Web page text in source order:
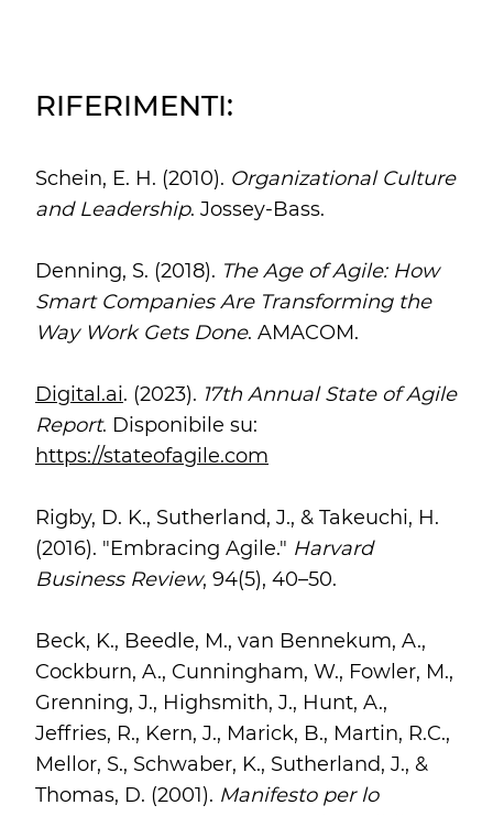
RIFERIMENTI:
Schein, E. H. (2010). Organizational Culture
and Leadership. Jossey-Bass.
Denning, S. (2018). The Age of Agile: How
Smart Companies Are Transforming the
Way Work Gets Done. AMACOM.
Digital.ai. (2023). 17th Annual State of Agile
Report. Disponibile su:
https://stateofagile.com
Rigby, D. K., Sutherland, J., & Takeuchi, H.
(2016). "Embracing Agile." Harvard
Business Review, 94(5), 40–50.
Beck, K., Beedle, M., van Bennekum, A.,
Cockburn, A., Cunningham, W., Fowler, M.,
Grenning, J., Highsmith, J., Hunt, A.,
Jeffries, R., Kern, J., Marick, B., Martin, R.C.,
Mellor, S., Schwaber, K., Sutherland, J., &
Thomas, D. (2001). Manifesto per lo